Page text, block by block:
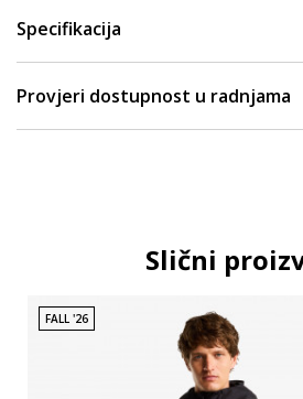
Specifikacija
Provjeri dostupnost u radnjama
Slični
FALL '26